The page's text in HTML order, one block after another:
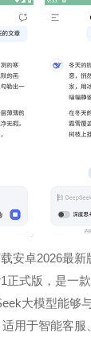
安卓2026最
正式版，是一
大模型能够
用于智能客